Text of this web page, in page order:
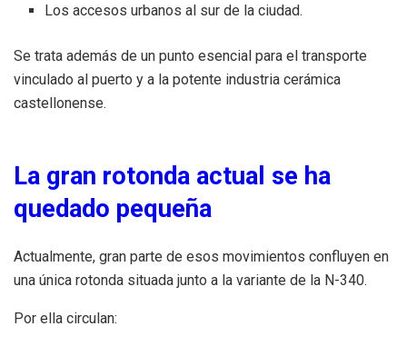
Los accesos urbanos al sur de la ciudad.
Se trata además de un punto esencial para el transporte
vinculado al puerto y a la potente industria cerámica
castellonense.
La gran rotonda actual se ha
quedado pequeña
Actualmente, gran parte de esos movimientos confluyen en
una única rotonda situada junto a la variante de la N-340.
Por ella circulan: